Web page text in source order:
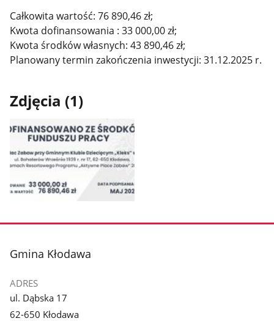
Całkowita wartość: 76 890,46 zł;
Kwota dofinansowania : 33 000,00 zł;
Kwota środków własnych: 43 890,46 zł;
Planowany termin zakończenia inwestycji: 31.12.2025 r.
Zdjęcia (1)
galerii.
stopka
Gmina Kłodawa
ADRES
ul. Dąbska 17
62-650 Kłodawa